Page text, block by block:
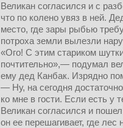
Великан согласился и с
что по колено увяз в ней.
место, где зары рыбью
потроха земли вылезли
«Ого! С этим стариком
почтительно»,— подумал
ему дед Канбак. Изрядно
— Ну, на сегодня
ко мне в гости. Если есть у
Великан согласился и
он ее перешагивает, где